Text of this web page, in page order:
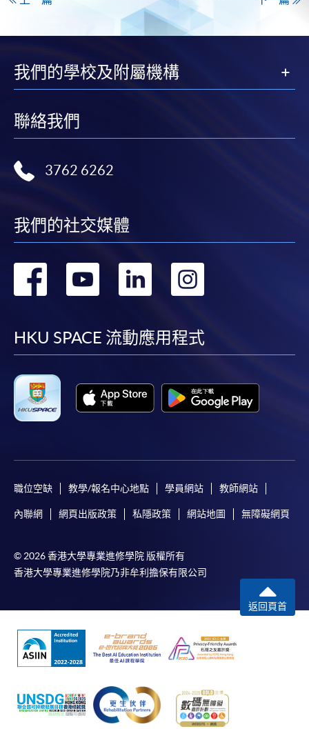
我們的學校及附屬機構
聯絡我們
3762 6262
我們的社交媒體
轉
facebook
轉
youtube
轉
linkedin
轉
HKU SPACE 流動應用程式
職位空缺 教學/報名中心地點 學員網站 教師網站
內聯網 網頁出版政策 私隱政策 網站地圖 無障礙網頁
© 2026 香港大學專業進修學院 版權所有
香港大學專業進修學院乃非牟利擔保有限公司
返回頁首